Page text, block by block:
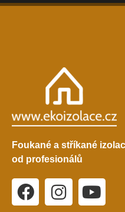
Foukané a stříkané
od profesionálů